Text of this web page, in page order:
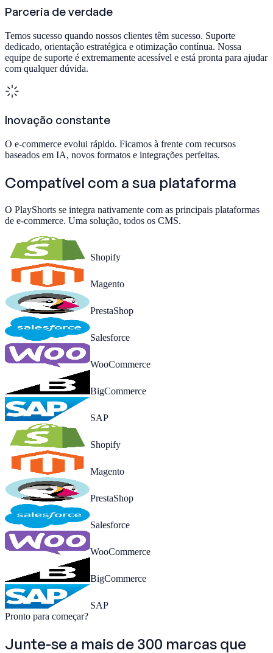
Parceria de verdade
Temos sucesso quando nossos clientes têm sucesso. Suporte
dedicado, orientação estratégica e otimização contínua. Nossa
equipe de suporte é extremamente acessível e está pronta para ajudar
com qualquer dúvida.
Inovação constante
O e-commerce evolui rápido. Ficamos à frente com recursos
baseados em IA, novos formatos e integrações perfeitas.
Compatível com a sua plataforma
O PlayShorts se integra nativamente com as principais plataformas
de e-commerce. Uma solução, todos os CMS.
Shopify
Magento
PrestaShop
Salesforce
WooCommerce
BigCommerce
SAP
Shopify
Magento
PrestaShop
Salesforce
WooCommerce
BigCommerce
SAP
Pronto para começar?
Junte-se a mais de 300 marcas que